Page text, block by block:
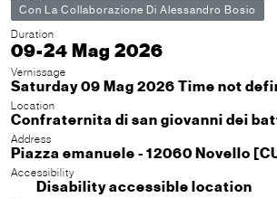
Con La Collaborazione Di Alessandro Bosio
Duration
09-24 Mag 2026
Vernissage
Saturday 09 Mag 2026 Time not
Location
Confraternita di san giovanni dei
Address
Piazza emanuele - 12060 Novello
Accessibility
Disability accessible location